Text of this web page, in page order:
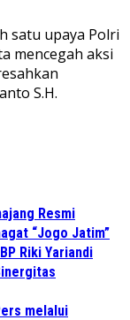
satu upaya Polri
mencegah aksi
S.H.
Resmi
“Jogo Jatim”
Riki Yariandi
melalui